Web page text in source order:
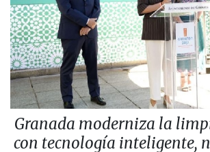
Granada moderniza la
con tecnología inteligente,